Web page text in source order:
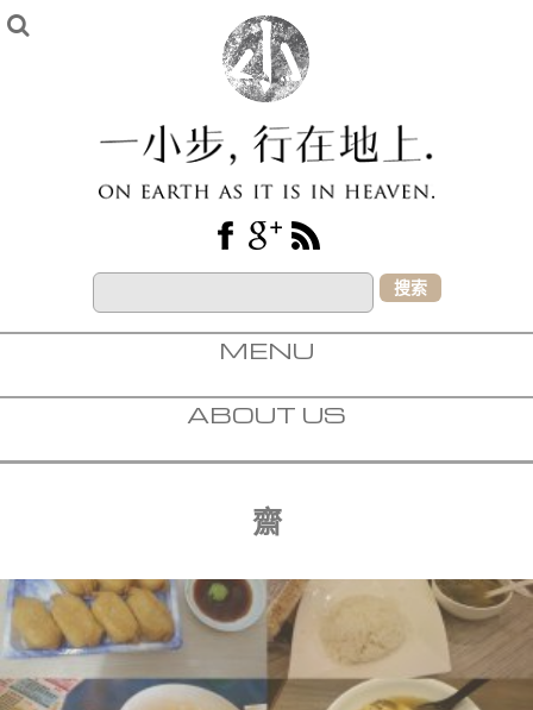
Search
for:
MENU
SKIP TO CONTENT ABOUT US
齋